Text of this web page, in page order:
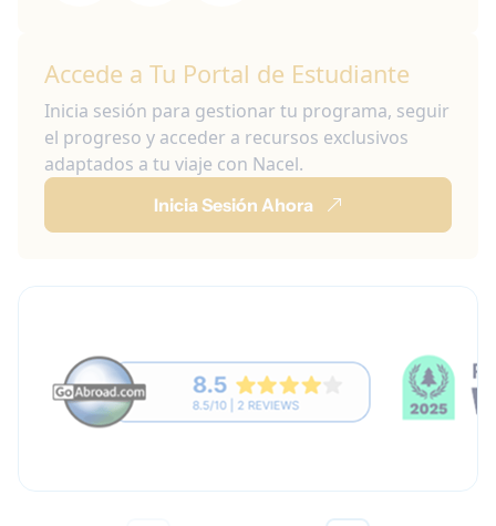
Accede a Tu Portal de Estudiante
Inicia sesión para gestionar tu programa, seguir
el progreso y acceder a recursos exclusivos
adaptados a tu viaje con Nacel.
Inicia Sesión Ahora